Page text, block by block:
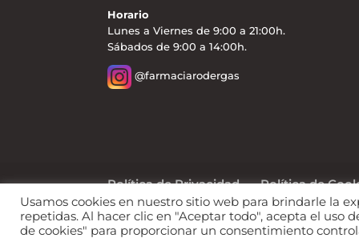
Horario
Lunes a Viernes de 9:00 a 21:00h.
Sábados de 9:00 a 14:00h.
@farmaciarodergas
Política de Privacidad Política de
Web diseñada por © 2021,Farmacia y Salud
Usamos cookies en nuestro sitio web para brindarle la
repetidas. Al hacer clic en "Aceptar todo", acepta el uso
de cookies" para proporcionar un consentimiento